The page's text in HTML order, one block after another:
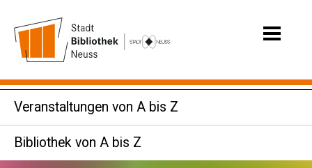
Veranstaltungen von A bis Z
Bibliothek von A bis Z